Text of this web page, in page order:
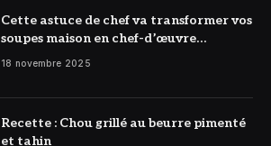
Cette astuce de chef va transformer vos
soupes maison en chef-d’œuvre
réconfortant
18 novembre 2025
Recette : Chou grillé au beurre pimenté
et tahin